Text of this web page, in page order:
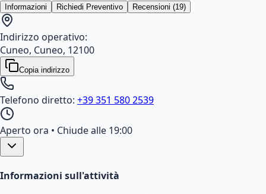
Informazioni Richiedi Preventivo Recensioni (19)
Indirizzo operativo:
Cuneo, Cuneo, 12100
Copia indirizzo
Telefono diretto: +39 351 580 2539
Aperto ora • Chiude alle 19:00
Informazioni sull'attività